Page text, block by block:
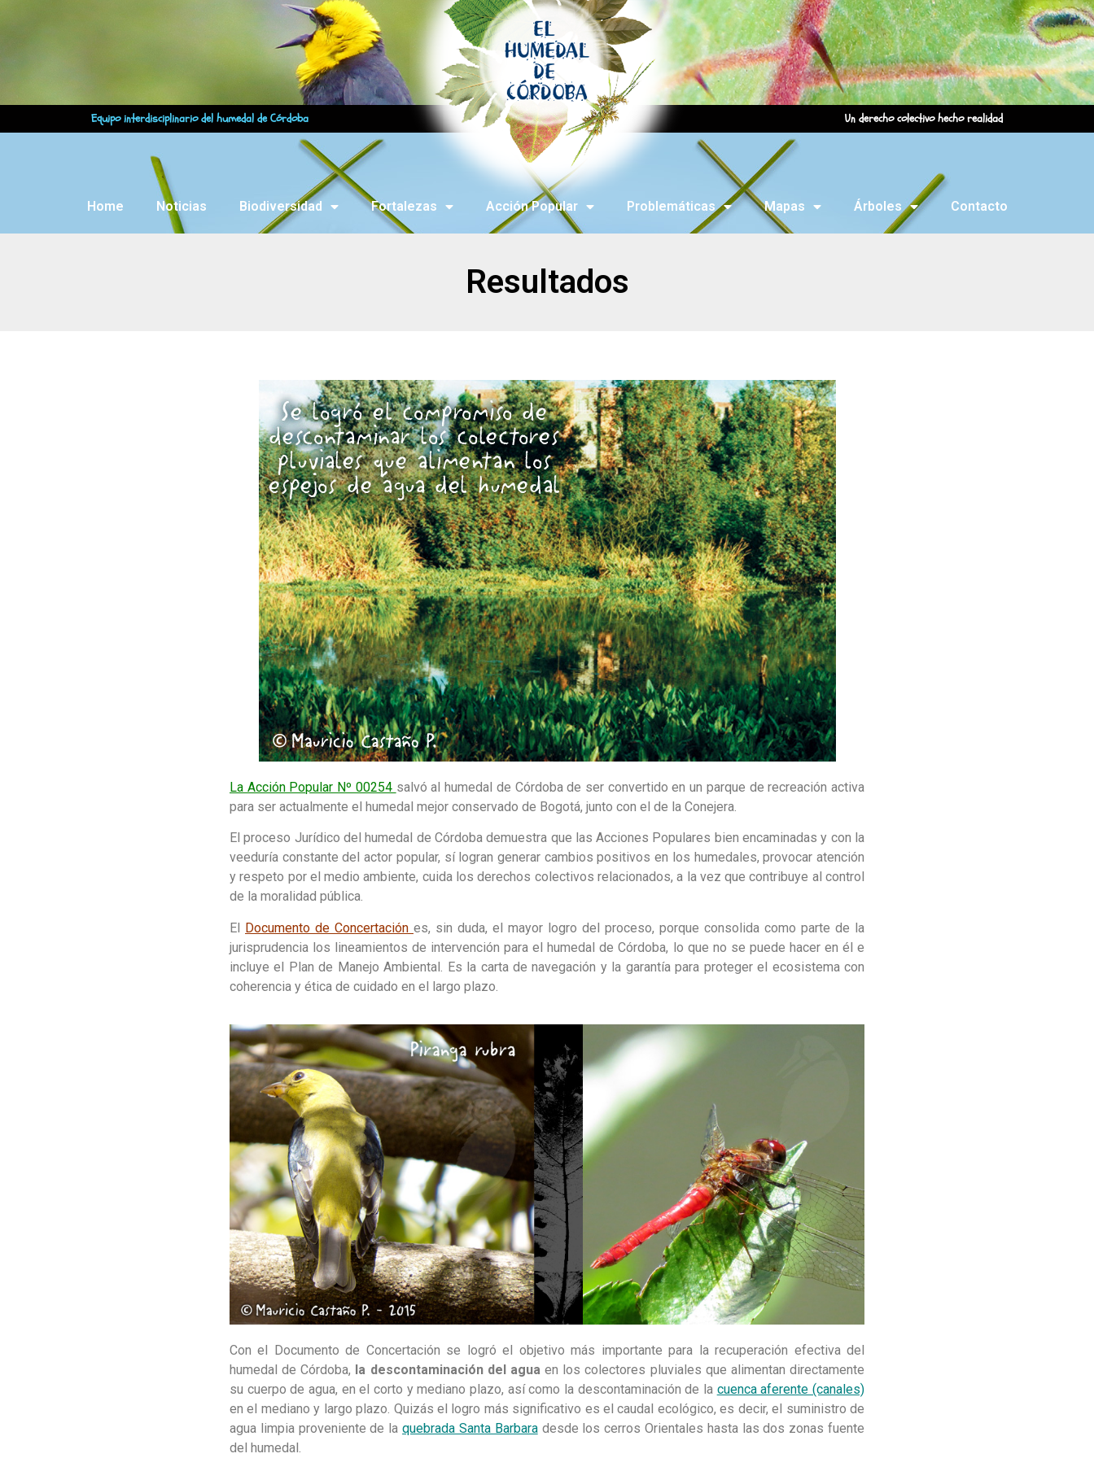
Equipo interdisciplinario del humedal de Córdoba Un derecho colectivo hecho realidad
Home Noticias Biodiversidad Fortalezas Acción Popular Problemáticas Mapas Árboles Contacto
Resultados
La Acción Popular Nº 00254 salvó al humedal de Córdoba de ser convertido en un parque de recreación activa
para ser actualmente el humedal mejor conservado de Bogotá, junto con el de la Conejera.
El proceso Jurídico del humedal de Córdoba demuestra que las Acciones Populares bien encaminadas y con la
veeduría constante del actor popular, sí logran generar cambios positivos en los humedales, provocar atención
y respeto por el medio ambiente, cuida los derechos colectivos relacionados, a la vez que contribuye al control
de la moralidad pública.
El Documento de Concertación es, sin duda, el mayor logro del proceso, porque consolida como parte de la
jurisprudencia los lineamientos de intervención para el humedal de Córdoba, lo que no se puede hacer en él e
incluye el Plan de Manejo Ambiental. Es la carta de navegación y la garantía para proteger el ecosistema con
coherencia y ética de cuidado en el largo plazo.
Con el Documento de Concertación se logró el objetivo más importante para la recuperación efectiva del
humedal de Córdoba, la descontaminación del aguaen los colectores pluviales que alimentan directamente
su cuerpo de agua, en el corto y mediano plazo, así como la descontaminación de la cuenca aferente (canales)
en el mediano y largo plazo. Quizás el logro más significativo es el caudal ecológico, es decir, el suministro de
agua limpia proveniente de laquebrada Santa Barbaradesde los cerros Orientales hasta las dos zonas fuente
del humedal.